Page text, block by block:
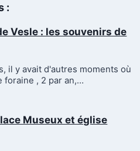
:
Vesle : les souvenirs de
il y avait d'autres moments où
foraine , 2 par an,…
Museux et église